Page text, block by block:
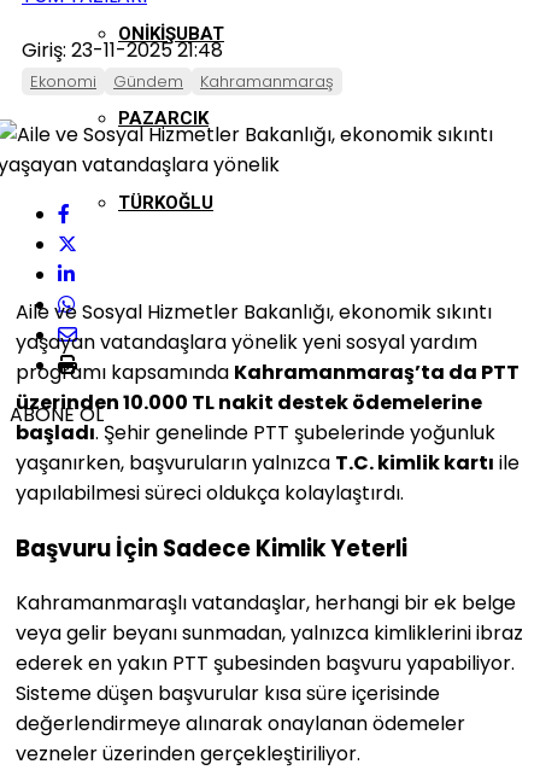
ONIKIŞUBAT
PAZARCIK
TÜRKOĞLU
Giriş: 23-11-2025 21:48
Ekonomi Gündem Kahramanmaraş
ABONE OL
Aile ve Sosyal Hizmetler Bakanlığı, ekonomik sıkıntı
yaşayan vatandaşlara yönelik yeni sosyal yardım
programı kapsamında Kahramanmaraş’ta da PTT
üzerinden 10.000 TL nakit destek ödemelerine
başladı. Şehir genelinde PTT şubelerinde yoğunluk
yaşanırken, başvuruların yalnızca T.C. kimlik kartı ile
yapılabilmesi süreci oldukça kolaylaştırdı.
Başvuru İçin Sadece Kimlik Yeterli
Kahramanmaraşlı vatandaşlar, herhangi bir ek belge
veya gelir beyanı sunmadan, yalnızca kimliklerini ibraz
ederek en yakın PTT şubesinden başvuru yapabiliyor.
Sisteme düşen başvurular kısa süre içerisinde
değerlendirmeye alınarak onaylanan ödemeler
vezneler üzerinden gerçekleştiriliyor.